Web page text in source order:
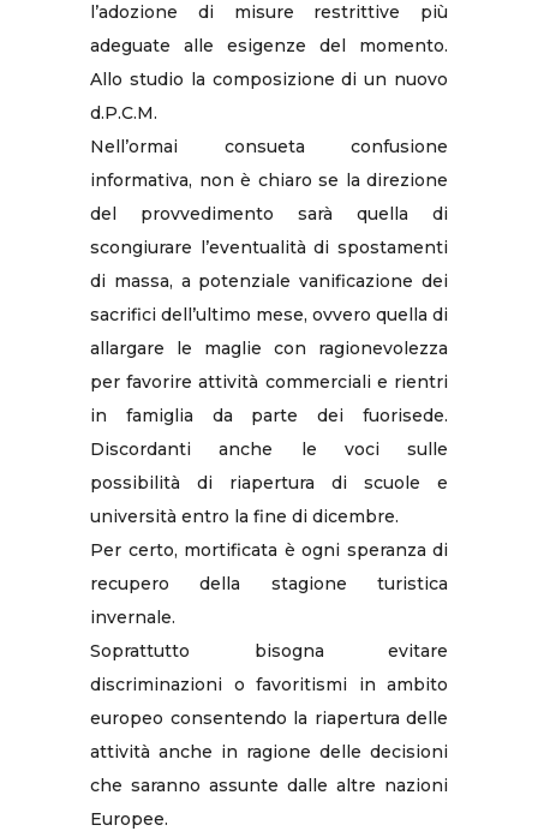
l’adozione di misure restrittive più
adeguate alle esigenze del momento.
Allo studio la composizione di un nuovo
d.P.C.M.
Nell’ormai consueta confusione
informativa, non è chiaro se la direzione
del provvedimento sarà quella di
scongiurare l’eventualità di spostamenti
di massa, a potenziale vanificazione dei
sacrifici dell’ultimo mese, ovvero quella di
allargare le maglie con ragionevolezza
per favorire attività commerciali e rientri
in famiglia da parte dei fuorisede.
Discordanti anche le voci sulle
possibilità di riapertura di scuole e
università entro la fine di dicembre.
Per certo, mortificata è ogni speranza di
recupero della stagione turistica
invernale.
Soprattutto bisogna evitare
discriminazioni o favoritismi in ambito
europeo consentendo la riapertura delle
attività anche in ragione delle decisioni
che saranno assunte dalle altre nazioni
Europee.